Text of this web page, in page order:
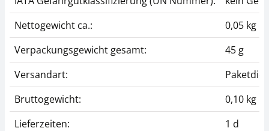
Nettogewicht ca.:
0,05 kg
Verpackungsgewicht gesamt:
45 g
Versandart:
Bruttogewicht:
0,10 kg
Lieferzeiten:
1 d